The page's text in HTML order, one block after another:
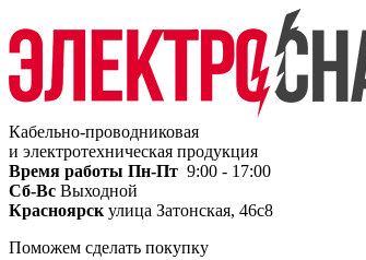
Кабельно-проводниковая
и электротехническая продукция
Время работы Пн-Пт 9:00 - 17:00
Сб-Вс Выходной
Красноярск улица Затонская, 46с8
Поможем сделать покупку